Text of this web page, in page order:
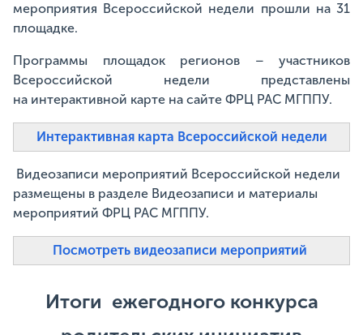
мероприятия Всероссийской недели прошли на 31
площадке.
Программы площадок регионов – участников
Всероссийской недели представлены
на интерактивной карте на сайте ФРЦ РАС МГППУ.
Интерактивная карта Всероссийской недели
Видеозаписи мероприятий Всероссийской недели
размещены в разделе Видеозаписи и материалы
мероприятий ФРЦ РАС МГППУ.
Посмотреть видеозаписи мероприятий
Итоги ежегодного конкурса